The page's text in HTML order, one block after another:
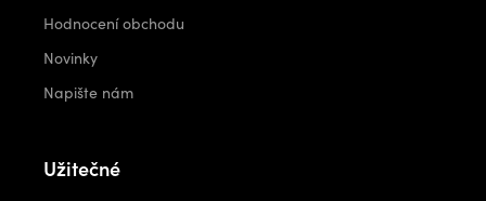
Hodnocení obchodu
Novinky
Napište nám
Užitečné